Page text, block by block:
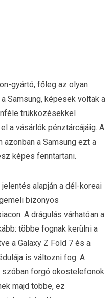
gyártó, főleg az olyan
Samsung, képesek voltak a
trükközésekkel
a vásárlók pénztárcájáig. A
a Samsung ezt a
képes fenntartani.
alapján a dél-koreai
bizonyos
A drágulás várhatóan a
többe fognak kerülni a
a Galaxy Z Fold 7 és a
is változni fog. A
forgó okostelefonok
majd többe, ez